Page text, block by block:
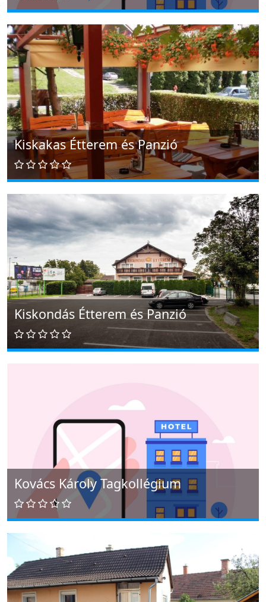
Kiskakas Étterem és Panzió
Kiskondás Étterem és Panzió
Kovács Károly Tagkollégium